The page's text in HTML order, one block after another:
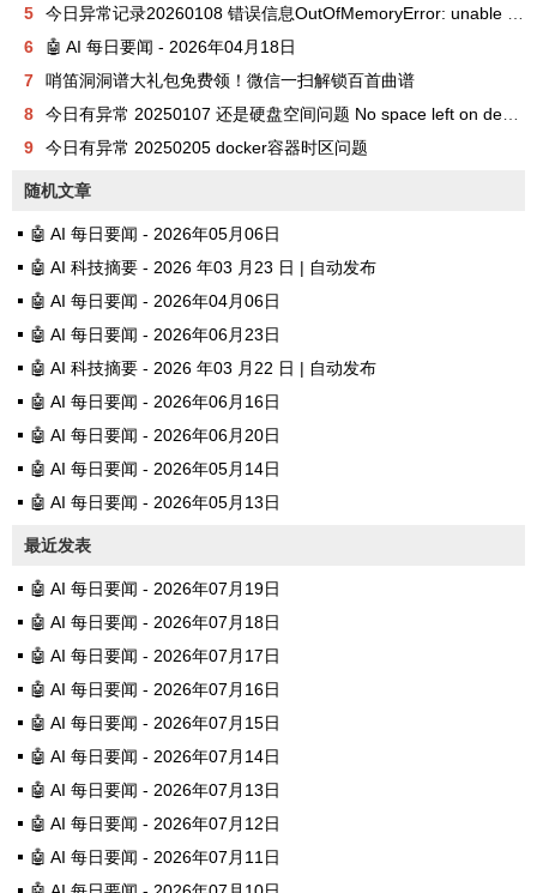
5
今日异常记录20260108 错误信息OutOfMemoryError: unable to create new native thread
6
🤖 AI 每日要闻 - 2026年04月18日
7
哨笛洞洞谱大礼包免费领！微信一扫解锁百首曲谱
8
今日有异常 20250107 还是硬盘空间问题 No space left on device
9
今日有异常 20250205 docker容器时区问题
随机文章
🤖 AI 每日要闻 - 2026年05月06日
🤖 AI 科技摘要 - 2026 年03 月23 日 | 自动发布
🤖 AI 每日要闻 - 2026年04月06日
🤖 AI 每日要闻 - 2026年06月23日
🤖 AI 科技摘要 - 2026 年03 月22 日 | 自动发布
🤖 AI 每日要闻 - 2026年06月16日
🤖 AI 每日要闻 - 2026年06月20日
🤖 AI 每日要闻 - 2026年05月14日
🤖 AI 每日要闻 - 2026年05月13日
最近发表
🤖 AI 每日要闻 - 2026年07月19日
🤖 AI 每日要闻 - 2026年07月18日
🤖 AI 每日要闻 - 2026年07月17日
🤖 AI 每日要闻 - 2026年07月16日
🤖 AI 每日要闻 - 2026年07月15日
🤖 AI 每日要闻 - 2026年07月14日
🤖 AI 每日要闻 - 2026年07月13日
🤖 AI 每日要闻 - 2026年07月12日
🤖 AI 每日要闻 - 2026年07月11日